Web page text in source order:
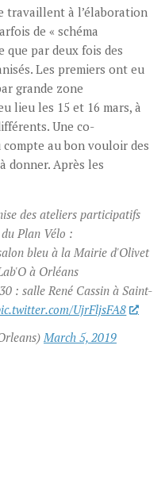
travaillent à l’élaboration
de « schéma
que par deux fois des
Les premiers ont eu
grande zone
lieu les 15 et 16 mars, à
Une co-
au bon vouloir des
donner. Après les
des ateliers participatifs
Plan Vélo :
bleu à la Mairie d'Olivet
à Orléans
: salle René Cassin à Saint-
UjrFljsFA8
March 5, 2019